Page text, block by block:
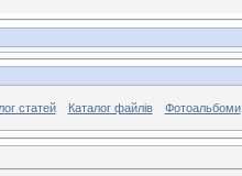
статей Каталог файлів Фотоальбоми